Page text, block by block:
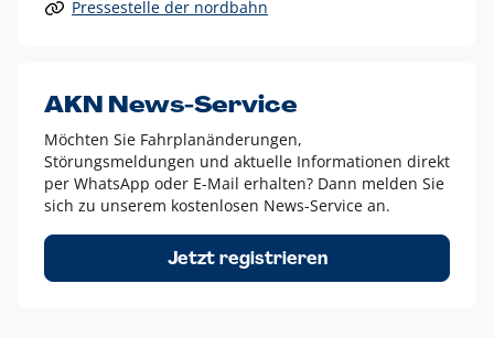
Alle anderen Logo-Varianten dürfen nur in Ausnahmefällen
Diese Ausnahmen sind zum Beispiel:
dem AKN Blau,
weißes Logo auf Fotohintergründen,
schwarzes Logo für reine Schwarz-Weiß-Umsetzungen
Um das Logo herum muss ein Schutzraum von jeweils einer
Höhe bzw. Breite des N aus AKN in alle Richtungen
Pressestelle der nordbahn
AKN News-Service
Möchten Sie Fahrplanänderungen,
Störungsmeldungen und aktuelle Informationen direkt
per WhatsApp oder E-Mail erhalten? Dann melden Sie
sich zu unserem kostenlosen News-Service an.
Jetzt registrieren